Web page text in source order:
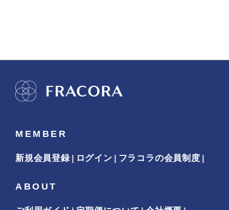
MEMBER
新規会員登録 ログイン フラコラの会員制度
ABOUT